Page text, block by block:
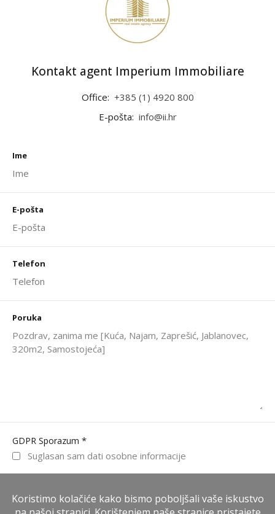
Kontakt agent Imperium Immobiliare
Office: +385 (1) 4920 800
E-pošta: info@ii.hr
Ime
E-pošta
Telefon
Poruka
GDPR Sporazum *
Suglasan sam dati osobne informacije
WhatsApp